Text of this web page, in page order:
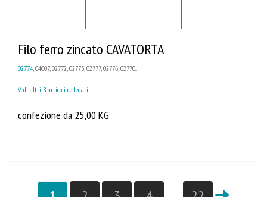
Filo ferro zincato CAVATORTA
02774, 04007, 02772, 02773, 02777, 02776, 02770...
Vedi altri 8 articoli collegati
confezione da 25,00 KG